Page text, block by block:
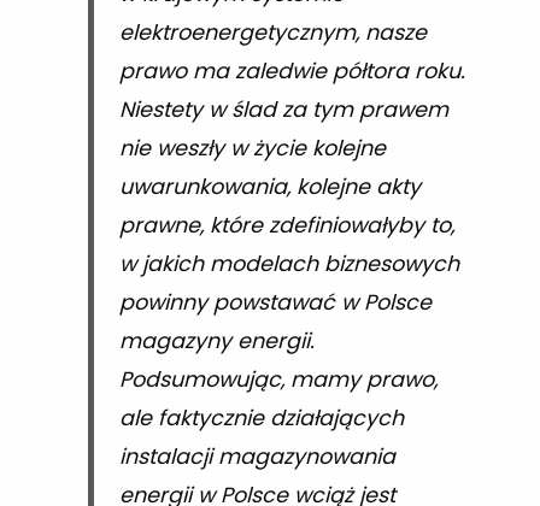
elektroenergetycznym, nasze
prawo ma zaledwie półtora roku.
Niestety w ślad za tym prawem
nie weszły w życie kolejne
uwarunkowania, kolejne akty
prawne, które zdefiniowałyby to,
w jakich modelach biznesowych
powinny powstawać w Polsce
magazyny energii.
Podsumowując, mamy prawo,
ale faktycznie działających
instalacji magazynowania
energii w Polsce wciąż jest